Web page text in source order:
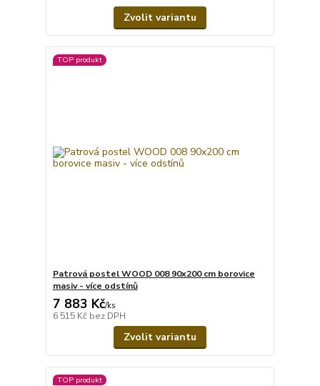
Zvolit variantu
TOP produkt
Patrová postel WOOD 008 90x200 cm borovice
masiv - více odstínů
7 883 Kč/ks
6 515 Kč bez DPH
Zvolit variantu
TOP produkt